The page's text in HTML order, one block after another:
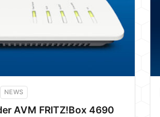
NEWS
AVM FRITZ!Box 4690